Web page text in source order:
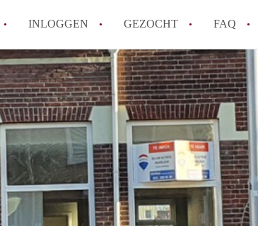
INLOGGEN GEZOCHT FAQ
How to translate AppartementenTilburg!
Wat is AppartementenTilburg?
Hoeveel kost het om te reageren op een
Wat is de privacyverklaring van
Berekent AppartementenTilburg
makelaarsvergoeding/
Alle veelgestelde vragen